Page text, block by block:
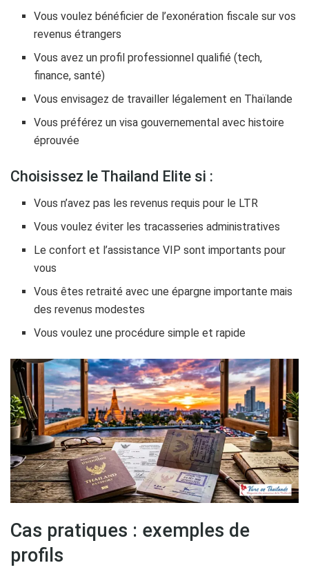
Vous voulez bénéficier de l’exonération fiscale sur vos
revenus étrangers
Vous avez un profil professionnel qualifié (tech,
finance, santé)
Vous envisagez de travailler légalement en Thaïlande
Vous préférez un visa gouvernemental avec histoire
éprouvée
Choisissez le Thailand Elite si :
Vous n’avez pas les revenus requis pour le LTR
Vous voulez éviter les tracasseries administratives
Le confort et l’assistance VIP sont importants pour
vous
Vous êtes retraité avec une épargne importante mais
des revenus modestes
Vous voulez une procédure simple et rapide
Cas pratiques : exemples de
profils